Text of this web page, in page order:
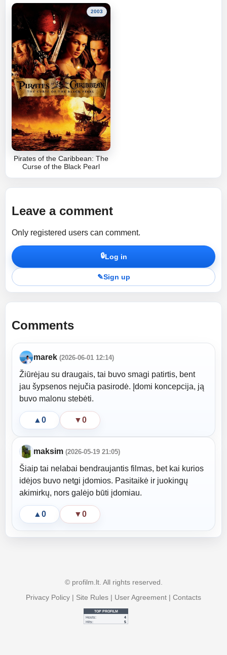
2003
Pirates of the Caribbean: The
Curse of the Black Pearl
Leave a comment
Only registered users can comment.
🔒Log in
✎Sign up
Comments
marek (2026-06-01 12:14)
Žiūrėjau su draugais, tai buvo smagi patirtis, bent
jau šypsenos nejučia pasirodė. Įdomi koncepcija, ją
buvo malonu stebėti.
▲ 0 ▼0
maksim (2026-05-19 21:05)
Šiaip tai nelabai bendraujantis filmas, bet kai kurios
idėjos buvo netgi įdomios. Pasitaikė ir juokingų
akimirkų, nors galėjo būti įdomiau.
▲ 0 ▼0
© profilm.lt. All rights reserved.
Privacy Policy | Site Rules | User Agreement | Contacts